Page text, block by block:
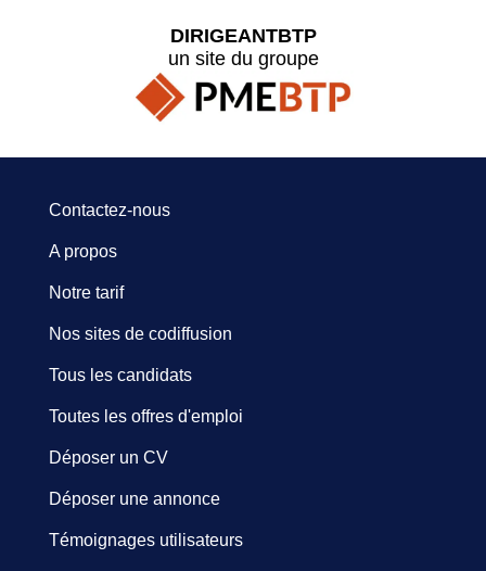
DIRIGEANTBTP
un site du groupe
Contactez-nous
A propos
Notre tarif
Nos sites de codiffusion
Tous les candidats
Toutes les offres d'emploi
Déposer un CV
Déposer une annonce
Témoignages utilisateurs